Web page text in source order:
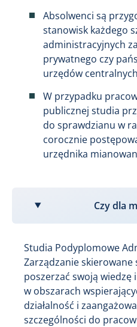
Absolwenci są
stanowisk każdego
administracyjnych
prywatnego czy
urzędów
W przypadku
publicznej studia
do sprawdzianu w
corocznie
urzędnika
Czy dla
Studia Podyplomowe
Zarządzanie
poszerzać swoją
w obszarach
działalność i
szczególności do